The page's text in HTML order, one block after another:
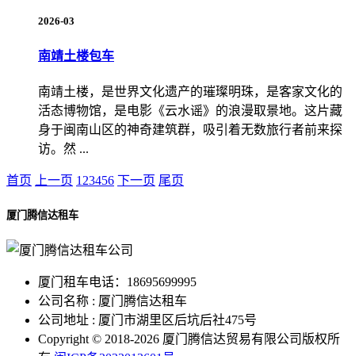
2026-03
南靖土楼包车
南靖土楼，是世界文化遗产的璀璨明珠，是客家文化的
活态博物馆，是电影《云水谣》的浪漫取景地。这片藏
身于闽南山区的神奇建筑群，吸引着无数旅行者前来探
访。然 ...
首页 上一页 123456 下一页 尾页
厦门腾信达租车
厦门租车电话：18695699995
公司名称 : 厦门腾信达租车
公司地址 : 厦门市湖里区后坑后社475号
Copyright © 2018-2026 厦门腾信达贸易有限公司版权所